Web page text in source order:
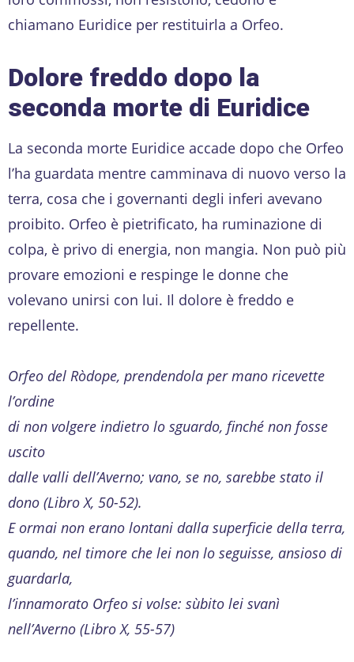
chiamano Euridice per restituirla a Orfeo.
Dolore freddo dopo la
seconda morte di Euridice
La seconda morte Euridice accade dopo che Orfeo
l’ha guardata mentre camminava di nuovo verso la
terra, cosa che i governanti degli inferi avevano
proibito. Orfeo è pietrificato, ha ruminazione di
colpa, è privo di energia, non mangia. Non può più
provare emozioni e respinge le donne che
volevano unirsi con lui. Il dolore è freddo e
repellente.
Orfeo del Ròdope, prendendola per mano ricevette
l’ordine
di non volgere indietro lo sguardo, finché non fosse
uscito
dalle valli dell’Averno; vano, se no, sarebbe stato il
dono (Libro X, 50-52).
E ormai non erano lontani dalla superficie della terra,
quando, nel timore che lei non lo seguisse, ansioso di
guardarla,
l’innamorato Orfeo si volse: sùbito lei svanì
nell’Averno (Libro X, 55-57)